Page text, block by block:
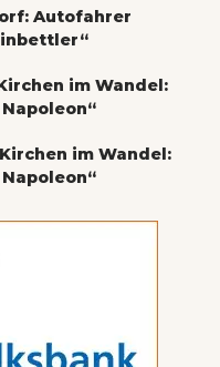
Autofahrer
im Wandel:
im Wandel: